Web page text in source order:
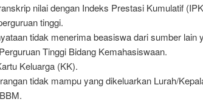
nilai dengan Indeks Prestasi Kumulatif
tinggi.
tidak menerima beasiswa dari sumber lain
Tinggi Bidang Kemahasiswaan.
Keluarga (KK).
tidak mampu yang dikeluarkan Lurah/